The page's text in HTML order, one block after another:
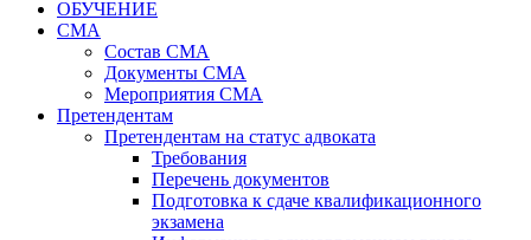
ОБУЧЕНИЕ
СМА
Состав СМА
Документы СМА
Мероприятия СМА
Претендентам
Претендентам на статус адвоката
Требования
Перечень документов
Подготовка к сдаче квалификационного
экзамена